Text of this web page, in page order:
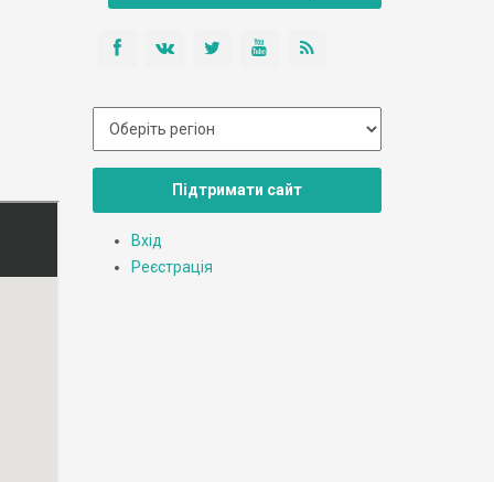
Підтримати сайт
Вхід
Реєстрація